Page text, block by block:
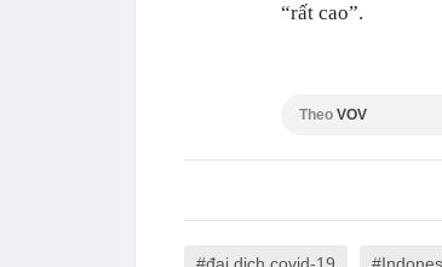
“rất cao”.
Theo VOV